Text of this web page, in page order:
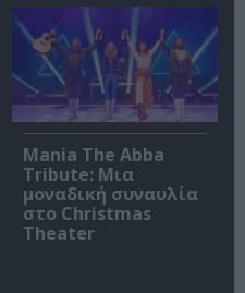
Mania The Abba
Tribute: Μια
μοναδική συναυλία
στο Christmas
Theater